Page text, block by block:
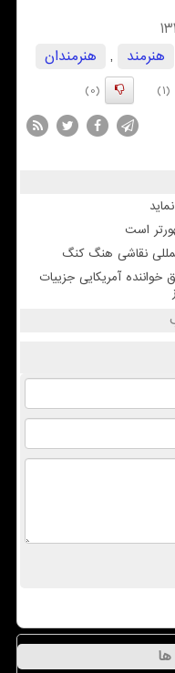
هنرمند ,
هنرمندان
(1)
(0)
است
نقاشی هنگ کنگ
آمریکایی جزییات
ها